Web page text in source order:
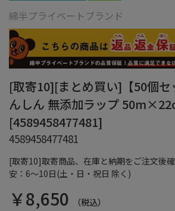
[取寄10]取寄商品、在庫と納期をご注文後
安：6～10日(土・日・祝日 除く)
綿半プライベートブランド
[取寄10][まとめ買い]【50個セ
んしん 無添加ラップ
[4589458477481]
4589458477481
￥8,650 （税込）